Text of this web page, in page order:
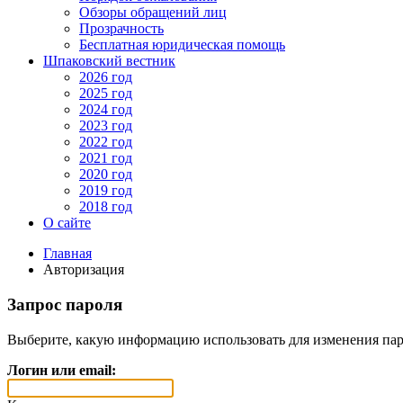
Обзоры обращений лиц
Прозрачность
Бесплатная юридическая помощь
Шпаковский вестник
2026 год
2025 год
2024 год
2023 год
2022 год
2021 год
2020 год
2019 год
2018 год
О сайте
Главная
Авторизация
Запрос пароля
Выберите, какую информацию использовать для изменения
Логин или email: